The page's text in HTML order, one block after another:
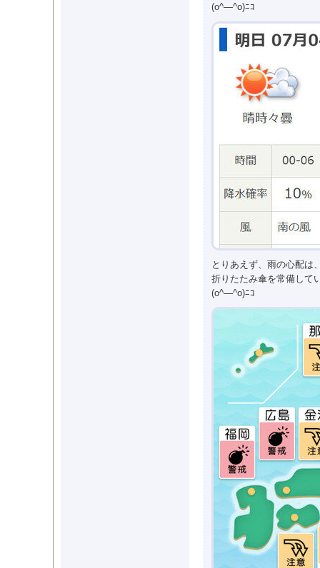
(o^―^o)ﾆｺ
とりあえず、雨の心配は
折りたたみ傘を常備して
(o^―^o)ﾆｺ